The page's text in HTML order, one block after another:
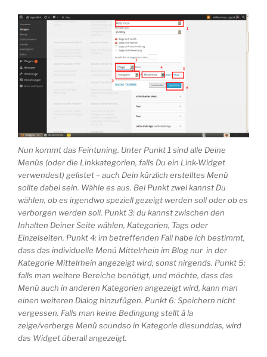
Nun kommt das Feintuning. Unter Punkt 1 sind alle Deine
Menüs (oder die Linkkategorien, falls Du ein Link-Widget
verwendest) gelistet – auch Dein kürzlich erstelltes Menü
sollte dabei sein. Wähle es aus. Bei Punkt zwei kannst Du
wählen, ob es irgendwo speziell gezeigt werden soll oder ob es
verborgen werden soll. Punkt 3: du kannst zwischen den
Inhalten Deiner Seite wählen, Kategorien, Tags oder
Einzelseiten. Punkt 4: im betreffenden Fall habe ich bestimmt,
dass das individuelle Menü Mittelrhein im Blog nur in der
Kategorie Mittelrhein angezeigt wird, sonst nirgends. Punkt 5:
falls man weitere Bereiche benötigt, und möchte, dass das
Menü auch in anderen Kategorien angezeigt wird, kann man
einen weiteren Dialog hinzufügen. Punkt 6: Speichern nicht
vergessen. Falls man keine Bedingung stellt á la
zeige/verberge Menü soundso in Kategorie diesunddas, wird
das Widget überall angezeigt.